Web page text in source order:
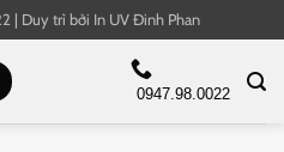
| Duy trì bởi In UV Đinh Phan
0947.98.0022